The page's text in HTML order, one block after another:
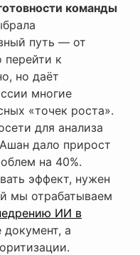
команды
путь — от
к
но даёт
многие
«точек роста».
для анализа
дало прирост
на 40%.
эффект, нужен
мы отрабатываем
ИИ в
а